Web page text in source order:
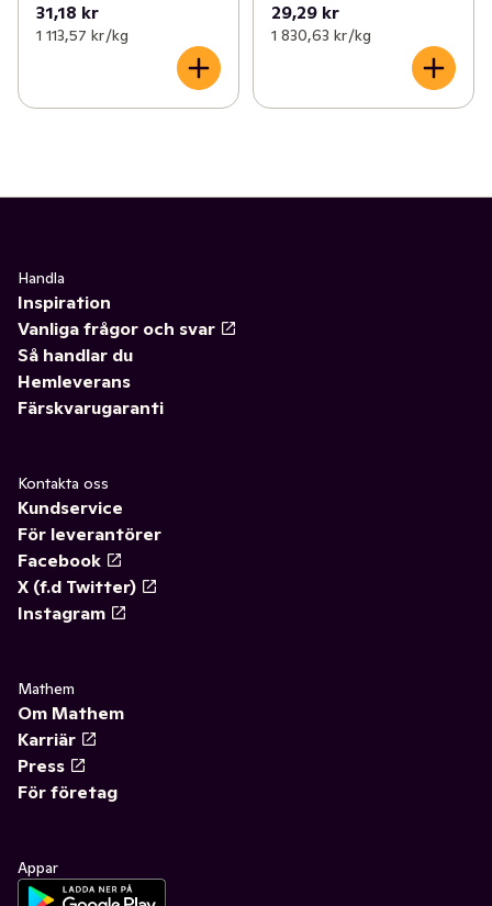
31,18 kr
1 113,57 kr /kg
29,29 kr
1 830,63 kr /kg
Handla
Inspiration
Vanliga frågor och svar
Så handlar du
Hemleverans
Färskvarugaranti
Kontakta oss
Kundservice
För leverantörer
Facebook
X (f.d Twitter)
Instagram
Mathem
Om Mathem
Karriär
Press
För företag
Appar